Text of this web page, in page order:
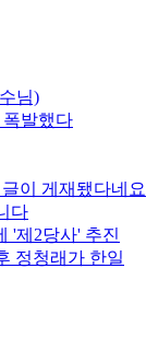
님)
발했다
이 게재됐다네요
다
'제2당사' 추진
정청래가 한일